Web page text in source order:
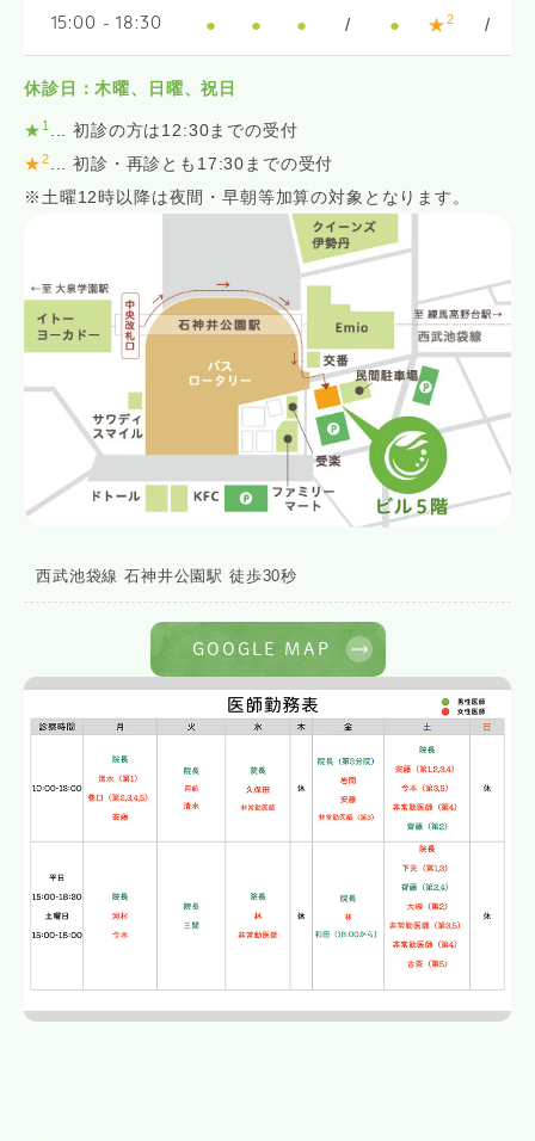
15:00 - 18:30 ● ● ● / ● ★2 /
休診日：木曜、日曜、祝日
★ 1
... 初診の方は12:30までの受付
★2
... 初診・再診とも17:30までの受付
※土曜12時以降は夜間・早朝等加算の対象となります。
西武池袋線 石神井公園駅 徒歩30秒
GOOGLE MAP